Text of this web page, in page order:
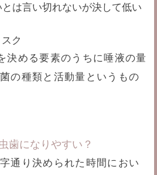
は言い切れないが決して低い
ク
決める要素のうちに唾液の量
の種類と活動量というもの
歯になりやすい？
通り決められた時間におい